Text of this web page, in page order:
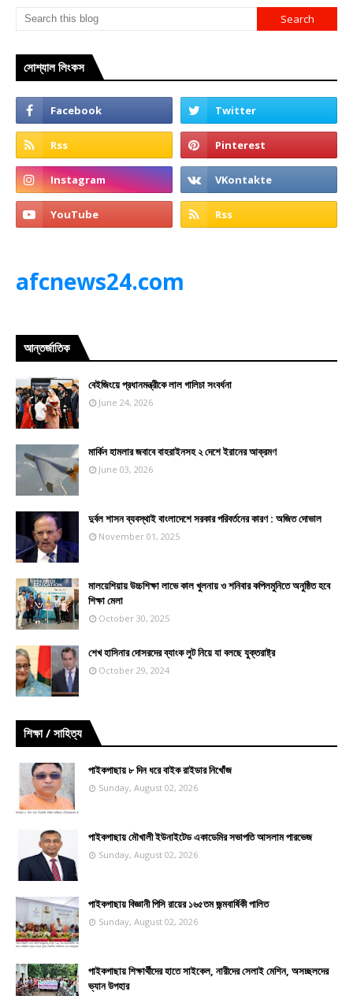
সোশ্যাল লিংকস
afcnews24.com
আন্তর্জাতিক
বেইজিংয়ে প্রধানমন্ত্রীকে লাল গালিচা সংবর্ধনা
June 24, 2026
মার্কিন হামলার জবাবে বাহরাইনসহ ২ দেশে ইরানের আক্রমণ
June 03, 2026
দুর্বল শাসন ব্যবস্থাই বাংলাদেশে সরকার পরিবর্তনের কারণ : অজিত দোভাল
November 01, 2025
মালয়েশিয়ায় উচ্চশিক্ষা লাভে কাল খুলনায় ও শনিবার কপিলমুনিতে অনুষ্ঠিত হবে
শিক্ষা মেলা
October 30, 2025
শেখ হাসিনার দোসরদের ব্যাংক লুট নিয়ে যা বলছে যুক্তরাষ্ট্র
October 29, 2024
শিক্ষা / সাহিত্য
পাইকগাছায় ৮ দিন ধরে বাইক রাইডার নিখোঁজ
Sunday, August 02, 2026
পাইকগাছায় মৌখালী ইউনাইটেড একাডেমির সভাপতি আসলাম পারভেজ
Sunday, August 02, 2026
পাইকগাছায় বিজ্ঞানী পিসি রায়ের ১৬৫তম জন্মবার্ষিকী পালিত
Sunday, August 02, 2026
পাইকগাছায় শিক্ষার্থীদের হাতে সাইকেল, নারীদের সেলাই মেশিন, অসচ্ছলদের
ভ্যান উপহার